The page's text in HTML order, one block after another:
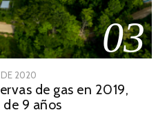
03
DE 2020
DE
JULIO
de gas en 2019,
9 años